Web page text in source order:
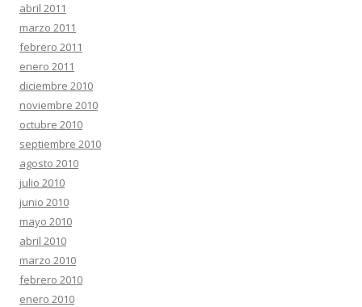
abril 2011
marzo 2011
febrero 2011
enero 2011
diciembre 2010
noviembre 2010
octubre 2010
septiembre 2010
agosto 2010
julio 2010
junio 2010
mayo 2010
abril 2010
marzo 2010
febrero 2010
enero 2010